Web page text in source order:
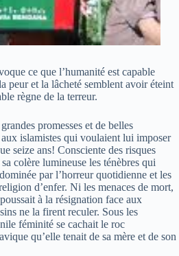
ce que l’humanité est capable
peur et la lâcheté semblent avoir éteint
règne de la terreur.
promesses et de belles
islamistes qui voulaient lui imposer
seize ans! Consciente des risques
colère lumineuse les ténèbres qui
par l’horreur quotidienne et les
d’enfer. Ni les menaces de mort,
à la résignation face aux
ne la firent reculer. Sous les
féminité se cachait le roc
qu’elle tenait de sa mère et de son